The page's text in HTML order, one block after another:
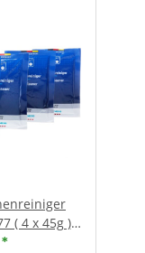
( 4 x 45g )
*